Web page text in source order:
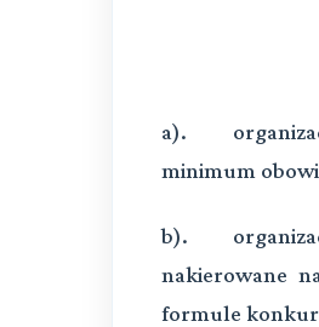
a).
minimum
b).
nakierowane
formule